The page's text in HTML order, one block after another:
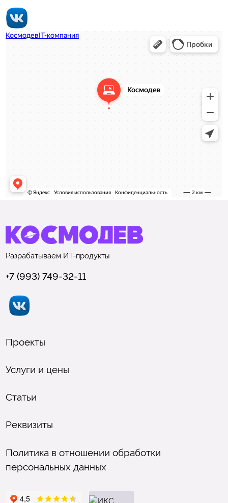
Разрабатываем ИТ-продукты
+7 (993) 749-32-11
Проекты
Услуги и цены
Статьи
Реквизиты
Политика в отношении обработки
персональных данных